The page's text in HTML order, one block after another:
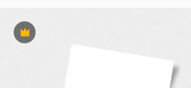
Premium